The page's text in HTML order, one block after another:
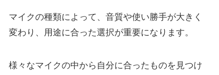
マイクの種類によって、音質や使い勝手が大きく
変わり、用途に合った選択が重要になります。
様々なマイクの中から自分に合ったものを見つけ